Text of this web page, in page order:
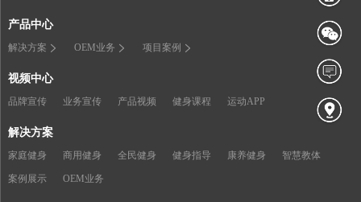
产品中心
解决方案 OEM业务 项目案例
视频中心
品牌宣传 业务宣传 产品视频 健身课程 运动APP
解决方案
家庭健身 商用健身 全民健身 健身指导 康养健身 智慧教体
案例展示 OEM业务